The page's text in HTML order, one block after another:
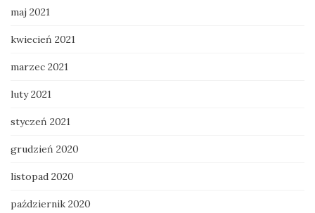
maj 2021
kwiecień 2021
marzec 2021
luty 2021
styczeń 2021
grudzień 2020
listopad 2020
październik 2020